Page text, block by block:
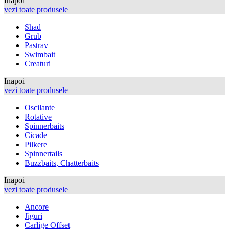
vezi toate produsele
Shad
Grub
Pastrav
Swimbait
Creaturi
Inapoi
vezi toate produsele
Oscilante
Rotative
Spinnerbaits
Cicade
Pilkere
Spinnertails
Buzzbaits, Chatterbaits
Inapoi
vezi toate produsele
Ancore
Jiguri
Carlige Offset